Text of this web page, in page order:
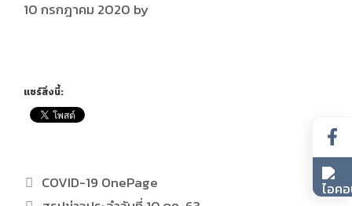
10 กรกฎาคม 2020 by
แชร์สิ่งนี้:
COVID-19 OnePage